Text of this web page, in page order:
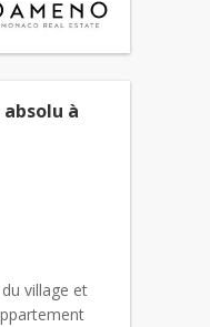
à
village et